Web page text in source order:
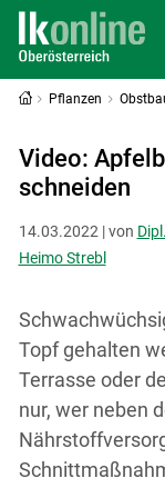
Pflanzen
Video:
schneiden
14.03.2022 | von
Heimo Strebl
Topf gehalten
Terrasse oder
nur, wer neben